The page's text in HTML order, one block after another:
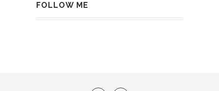
FOLLOW ME